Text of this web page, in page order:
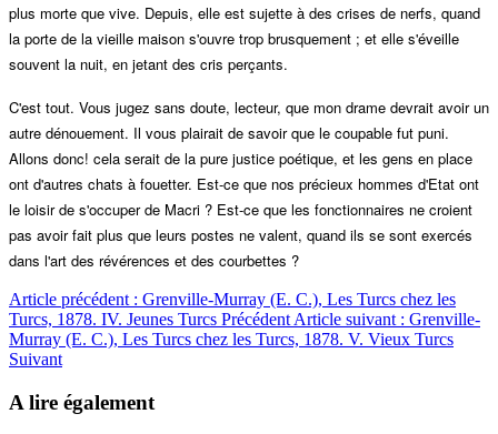
plus morte que vive. Depuis, elle est sujette à des crises de nerfs, quand
la porte de la vieille maison s'ouvre trop brusquement ; et elle s'éveille
souvent la nuit, en jetant des cris perçants.
C'est tout. Vous jugez sans doute, lecteur, que mon drame devrait avoir un
autre dénouement. Il vous plairait de savoir que le coupable fut puni.
Allons donc! cela serait de la pure justice poétique, et les gens en place
ont d'autres chats à fouetter. Est-ce que nos précieux hommes d'Etat ont
le loisir de s'occuper de Macri ? Est-ce que les fonctionnaires ne croient
pas avoir fait plus que leurs postes ne valent, quand ils se sont exercés
dans l'art des révérences et des courbettes ?
Article précédent : Grenville-Murray (E. C.), Les Turcs chez les
Turcs, 1878. IV. Jeunes Turcs Précédent Article suivant : Grenville-
Murray (E. C.), Les Turcs chez les Turcs, 1878. V. Vieux Turcs
Suivant
A lire également